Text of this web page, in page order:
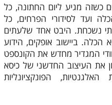
כשזה מגיע ליום החתונה, כל
ועד לסידורי הפרחים, כל
נשכחת. היבט אחד שלעתים
הכלה. ביישוב אופקים, הידוע
המגדיר מחדש את הקונספט
את העיצוב החדשני של כיסא
הפונקציונליות